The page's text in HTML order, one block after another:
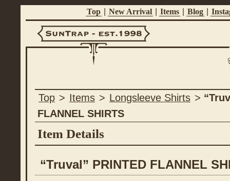
Top New Arrival Items Blog
Est.1998
Top > Items > Longsleeve Shirts >
FLANNEL SHIRTS
Item Details
“Truval” PRINTED FLANNEL